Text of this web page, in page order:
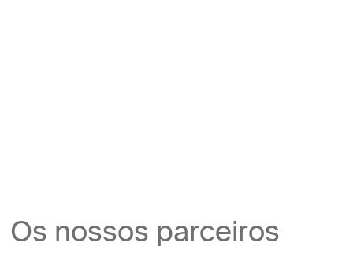
Os nossos parceiros